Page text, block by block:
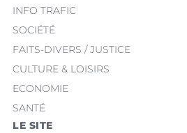
INFO TRAFIC
SOCIÉTÉ
FAITS-DIVERS / JUSTICE
CULTURE & LOISIRS
ECONOMIE
SANTÉ
LE SITE